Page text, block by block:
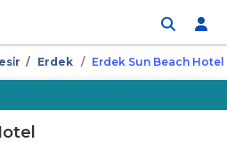
Erdek Erdek Sun Beach Hotel